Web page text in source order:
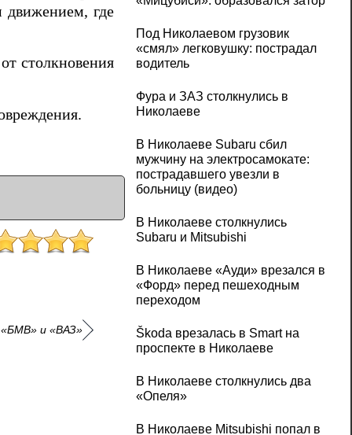
движением, где
столкновения
«БМВ» и «ВАЗ»
Под Николаевом грузовик
«смял» легковушку: пострадал
водитель
Фура и ЗАЗ столкнулись в
Николаеве
В Николаеве Subaru сбил
мужчину на электросамокате:
пострадавшего увезли в
больницу (видео)
В Николаеве столкнулись
Subaru и Mitsubishi
В Николаеве «Ауди» врезался в
«Форд» перед пешеходным
переходом
Škoda врезалась в Smart на
проспекте в Николаеве
В Николаеве столкнулись два
«Опеля»
В Николаеве Mitsubishi попал в